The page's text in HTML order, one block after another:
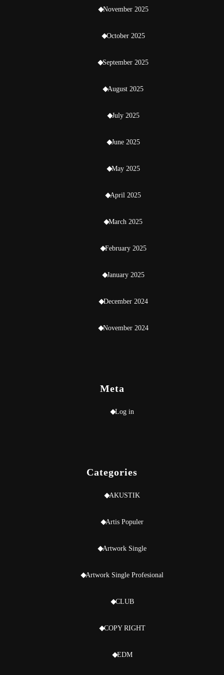
November 2025
October 2025
September 2025
August 2025
July 2025
June 2025
May 2025
April 2025
March 2025
February 2025
January 2025
December 2024
November 2024
Meta
Log in
Categories
AKUSTIK
Artis Populer
Artwork Single
Artwork Single Profesional
CLUB
COPY RIGHT
EDM